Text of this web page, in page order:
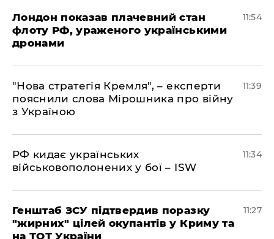
Лондон показав плачевний стан
флоту РФ, ураженого українськими
дронами
11:54
"Нова стратегія Кремля", – експерти
пояснили слова Мірошника про війну
з Україною
11:39
РФ кидає українських
військовополонених у бої – ISW
11:34
Генштаб ЗСУ підтвердив поразку
"жирних" цілей окупантів у Криму та
на ТОТ України
11:27